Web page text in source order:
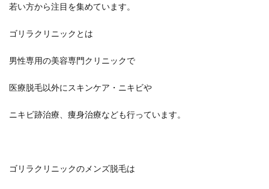
若い方から注目を集めています。
ゴリラクリニックとは
男性専用の美容専門クリニックで
医療脱毛以外にスキンケア・ニキビや
ニキビ跡治療、痩身治療なども行っています。
ゴリラクリニックのメンズ脱毛は